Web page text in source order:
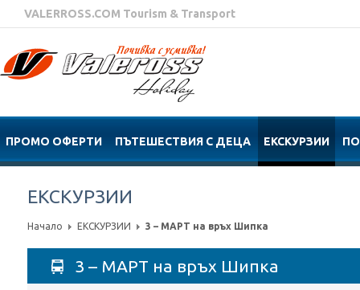
VALERROSS.COM Tourism & Transport
ПРОМО ОФЕРТИ ПЪТЕШЕСТВИЯ С ДЕЦА ЕКСКУРЗИИ
ЕКСКУРЗИИ
Начало ЕКСКУРЗИИ 3 – МАРТ на връх Шипка
3 – МАРТ на връх Шипка